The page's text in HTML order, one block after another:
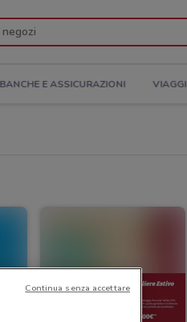
BANCHE E ASSICURAZIONI VIAGGI
Continua senza accettare